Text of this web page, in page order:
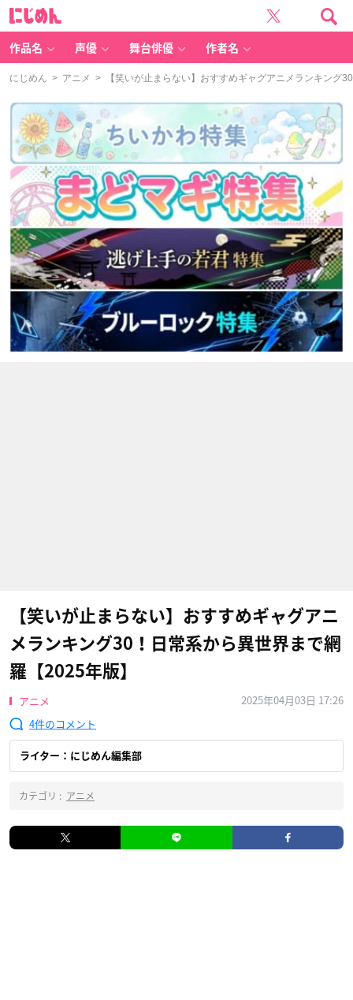
作品名 声優 舞台俳優 作者名
にじめん > アニメ > 【笑いが止まらない】おすすめギャグアニメランキング
【笑いが止まらない】おすすめギャグアニ
メランキング30！日常系から異世界まで網
羅【2025年版】
アニメ
2025年04月03日 17:26
4
ライター：にじめん編集部
カテゴリ : アニメ